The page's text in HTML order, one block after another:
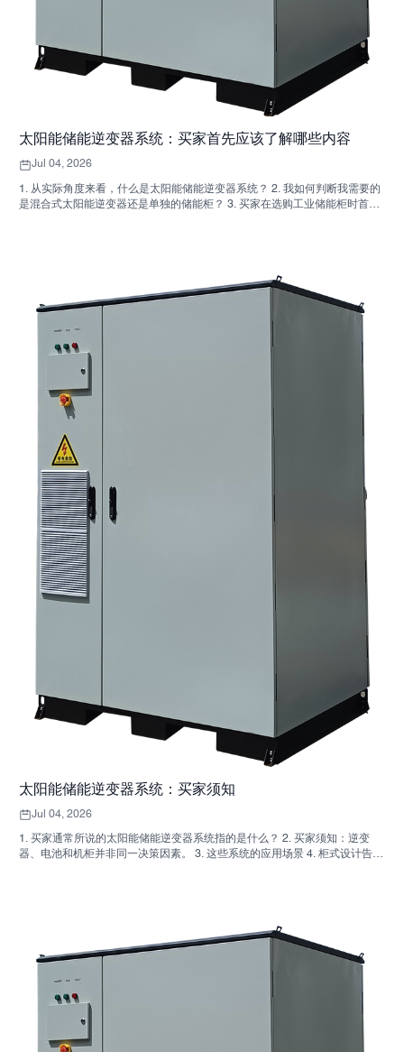
太阳能储能逆变器系统：买家首先应该了解哪些内容
Jul 04, 2026
1. 从实际角度来看，什么是太阳能储能逆变器系统？ 2. 我如何判断我需要的
是混合式太阳能逆变器还是单独的储能柜？ 3. 买家在选购工业储能柜时首先
太阳能储能逆变器系统：买家须知
Jul 04, 2026
1. 买家通常所说的太阳能储能逆变器系统指的是什么？ 2. 买家须知：逆变
器、电池和机柜并非同一决策因素。 3. 这些系统的应用场景 4. 柜式设计告诉